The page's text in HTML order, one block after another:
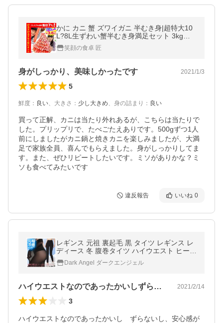
かに カニ 蟹 ズワイガニ 半むき身|超特大10
L?8L生ずわい蟹半むき身満足セット 3kg超
【総重量約3.6kg】
笑顔の食卓 匠
身がしっかり、美味しかったです 2021/1/3
5
鮮度 ： 良い、 大きさ ： 少し大きめ、 身の詰まり ： 良い
買って正解、カニは当たり外れあるが、こちらは当たりで
した。プリップリで、たべごたえありです。500gずつ1人
前にしましたがカニ鍋と焼きカニを楽しみましたが、大満
足で家族全員、喜んでもらえました。身がしっかりしてま
す。また、ぜひリピートしたいです。ミソがありかな？ミ
ソも食べてみたいです
違反報告 いいね 0
レギンス 元祖 裏起毛 黒 タイツ レギンス レ
ディース 冬 腹巻タイツ ハイウエスト ヒート
インナー 腹巻 防寒 温かい 爆買
Dark Angel ダークエンジェル
ハイウエストなのであったかいしずらない… 2021/2/14
3
ハイウエストなのであったかいし　ずらないし、安心感が